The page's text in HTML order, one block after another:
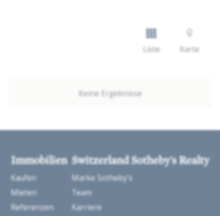
Liste Karte
Keine Ergebnisse
Immobilien
Kaufen
Mieten
Referenzen
Switzerland Sotheby's Realty
Marke Sotheby's
Team
Karriere